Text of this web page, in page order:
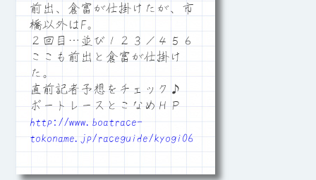
前出、倉富が仕掛けたが、市
橋以外はF。
２回目…並び１２３／４５６
ここも前出と倉富が仕掛け
た。
直前記者予想をチェック♪
ボートレースとこなめＨＰ
http://www.boatrace-
tokoname.jp/raceguide/kyogi06